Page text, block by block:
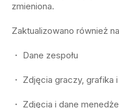
zmieniona.
Zaktualizowano również
・ Dane zespołu
・ Zdjęcia graczy, grafika
・ Zdjęcia i dane